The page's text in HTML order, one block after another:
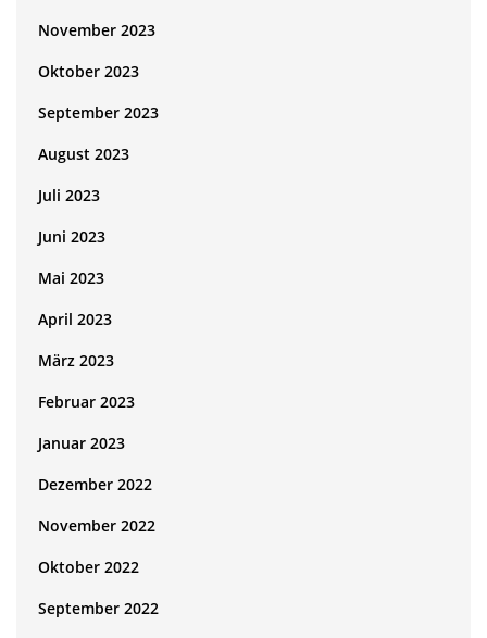
November 2023
Oktober 2023
September 2023
August 2023
Juli 2023
Juni 2023
Mai 2023
April 2023
März 2023
Februar 2023
Januar 2023
Dezember 2022
November 2022
Oktober 2022
September 2022